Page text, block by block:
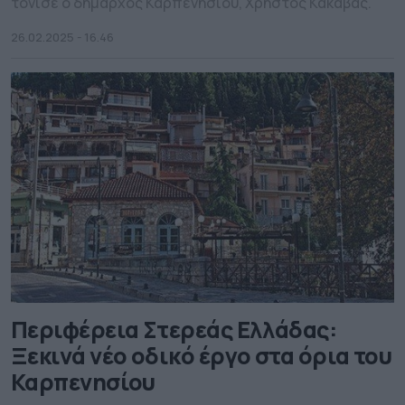
26.02.2025 - 16.46
Περιφέρεια Στερεάς Ελλάδας:
Ξεκινά νέο οδικό έργο στα όρια του
Καρπενησίου